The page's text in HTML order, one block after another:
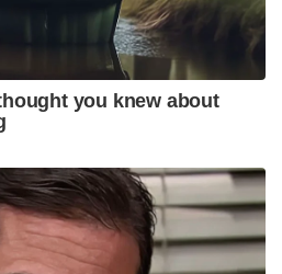
you knew about